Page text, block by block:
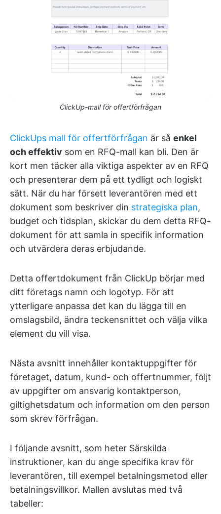
ClickUp-mall för offertförfrågan
ClickUps mall för offertförfrågan är så enkel
och effektiv som en RFQ-mall kan bli. Den är
kort men täcker alla viktiga aspekter av en RFQ
och presenterar dem på ett tydligt och logiskt
sätt. När du har försett leverantören med ett
dokument som beskriver din strategiska plan,
budget och tidsplan, skickar du dem detta RFQ-
dokument för att samla in specifik information
och utvärdera deras erbjudande.
Detta offertdokument från ClickUp börjar med
ditt företags namn och logotyp. För att
ytterligare anpassa det kan du lägga till en
omslagsbild, ändra teckensnittet och välja vilka
element du vill visa.
Nästa avsnitt innehåller kontaktuppgifter för
företaget, datum, kund- och offertnummer, följt
av uppgifter om ansvarig kontaktperson,
giltighetsdatum och information om den person
som skrev förfrågan.
I följande avsnitt, som heter Särskilda
instruktioner, kan du ange specifika krav för
leverantören, till exempel betalningsmetod eller
betalningsvillkor. Mallen avslutas med två
tabeller: